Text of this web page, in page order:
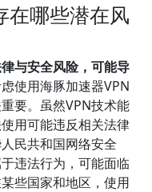
在哪些潜在风
与安全风险，可能导
使用海豚加速器VPN
要。虽然VPN技术能
用可能违反相关法律
民共和国网络安全
违法行为，可能面临
些国家和地区，使用